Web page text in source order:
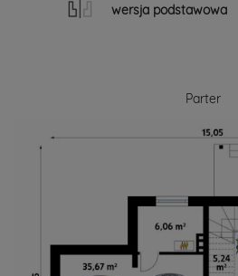
wersja podstawowa
Parter